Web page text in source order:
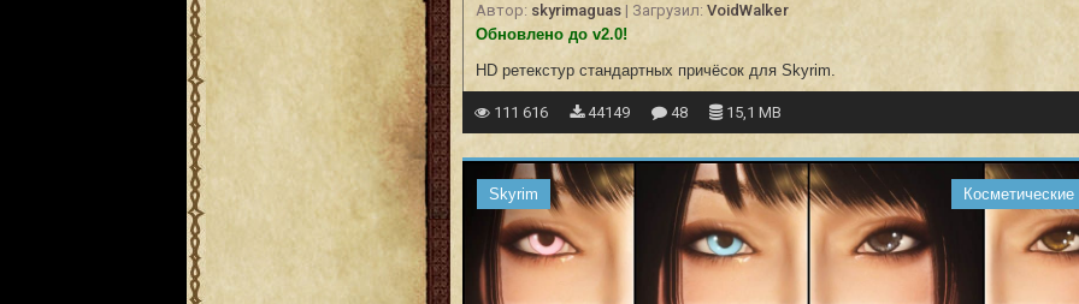
Автор: skyrimaguas | Загрузил: VoidWalker
Обновлено до v2.0!
HD ретекстур стандартных причёсок для Skyrim.
111 616 44149 48 15,1 MB
Skyrim